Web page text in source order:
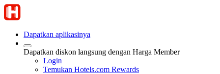
Dapatkan aplikasinya
Dapatkan diskon langsung dengan Harga Member
Login
Temukan Hotels.com Rewards